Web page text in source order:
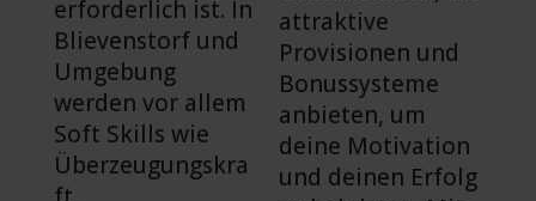
erforderlich ist. In
Blievenstorf und
Umgebung
werden vor allem
Soft Skills wie
Überzeugungskra
attraktive
Provisionen und
Bonussysteme
anbieten, um
deine Motivation
und deinen Erfolg